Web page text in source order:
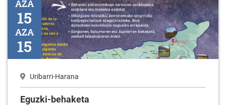
AZA
15
AZA
15
Uribarri-Harana
Eguzki-behaketa